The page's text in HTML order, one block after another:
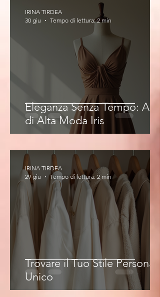
Eleganza Senza Tempo: Abiti
di Alta Moda Iris
IRINA TIRDEA
30 giu
Tempo di lettura: 2 min
Trovare il Tuo Stile Personale
Unico
IRINA TIRDEA
29 giu
Tempo di lettura: 2 min